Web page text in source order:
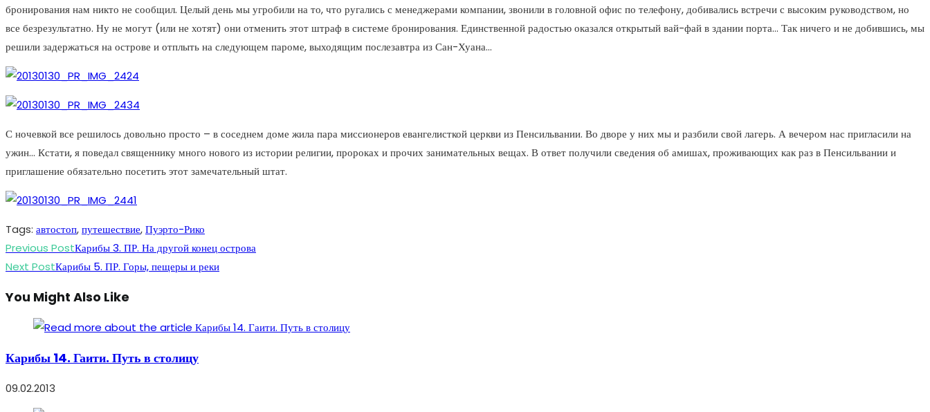
бронирования нам никто не сообщил. Целый день мы угробили на то, что ругались с менеджерами компании, звонили в головной офис по телефону, добивались встречи с высоким руководством, но
все безрезультатно. Ну не могут (или не хотят) они отменить этот штраф в системе бронирования. Единственной радостью оказался открытый вай-фай в здании порта… Так ничего и не добившись, мы
решили задержаться на острове и отплыть на следующем пароме, выходящим послезавтра из Сан-Хуана…
С ночевкой все решилось довольно просто – в соседнем доме жила пара миссионеров евангелисткой церкви из Пенсильвании. Во дворе у них мы и разбили свой лагерь. А вечером нас пригласили на
ужин… Кстати, я поведал священнику много нового из истории религии, пророках и прочих занимательных вещах. В ответ получили сведения об амишах, проживающих как раз в Пенсильвании и
приглашение обязательно посетить этот замечательный штат.
Tags: автостоп,путешествие,Пуэрто-Рико
Read
more
Previous PostКарибы 3. ПР. На другой конец острова
Next PostКарибы 5. ПР. Горы, пещеры и реки
You Might Also Like
Карибы 14. Гаити. Путь в столицу
09.02.2013